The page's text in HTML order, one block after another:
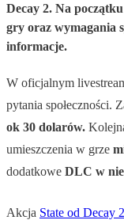
Decay 2. Na
gry oraz wymagania
informacje.
W oficjalnym
pytania społeczności.
ok 30 dolarów.
umieszczenia w grze
dodatkowe DLC w
Akcja State od Decay 2